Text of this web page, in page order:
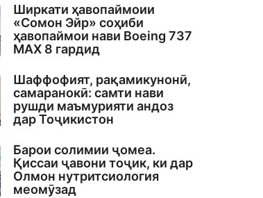
Ширкати ҳавопаймоии
«Сомон Эйр» соҳиби
ҳавопаймои нави Boeing 737
MAX 8 гардид
Шаффофият, рақамикунонӣ,
самаранокӣ: самти нави
рушди маъмурияти андоз
дар Тоҷикистон
Барои солимии ҷомеа.
Қиссаи ҷавони тоҷик, ки дар
Олмон нутритсиология
меомӯзад